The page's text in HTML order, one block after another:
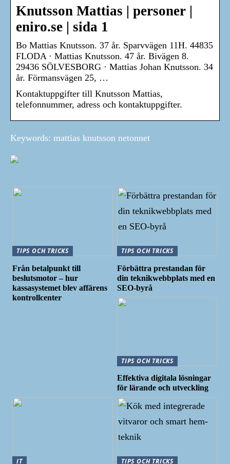
Knutsson Mattias | personer |
eniro.se | sida 1
Bo Mattias Knutsson. 37 år. Sparvvägen 11H. 44835
FLODA · Mattias Knutsson. 47 år. Bivägen 8.
29436 SÖLVESBORG · Mattias Johan Knutsson. 34
år. Förmansvägen 25, …
Kontaktuppgifter till Knutsson Mattias,
telefonnummer, adress och kontaktuppgifter.
Keywords: mattias knutsson netonnet
TIPS OCH TRICKS
Från betalpunkt till
beslutsmotor – hur
kassasystemet blev affärens
kontrollcenter
TIPS OCH TRICKS
Förbättra prestandan för
din teknikwebbplats med en
SEO-byrå
TIPS OCH TRICKS
Effektiva digitala lösningar
för lärande och utveckling
IT
TIPS OCH TRICKS